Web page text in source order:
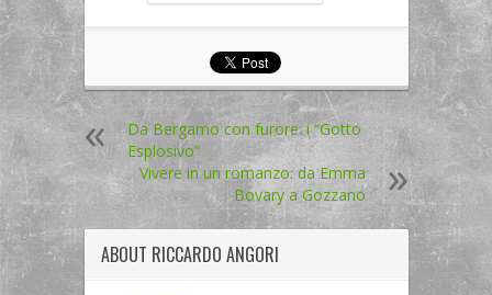
Da Bergamo con furore: i “Gotto
Esplosivo”
Vivere in un romanzo: da Emma
Bovary a Gozzano
ABOUT RICCARDO ANGORI